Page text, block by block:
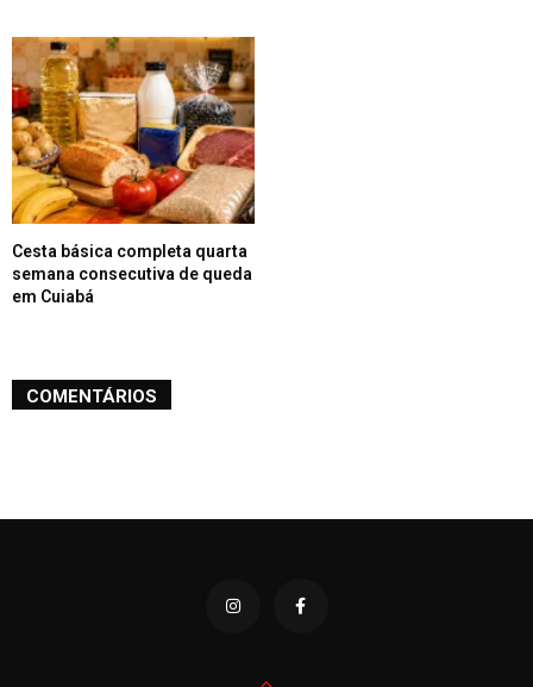
Cesta básica completa quarta
semana consecutiva de queda
em Cuiabá
COMENTÁRIOS